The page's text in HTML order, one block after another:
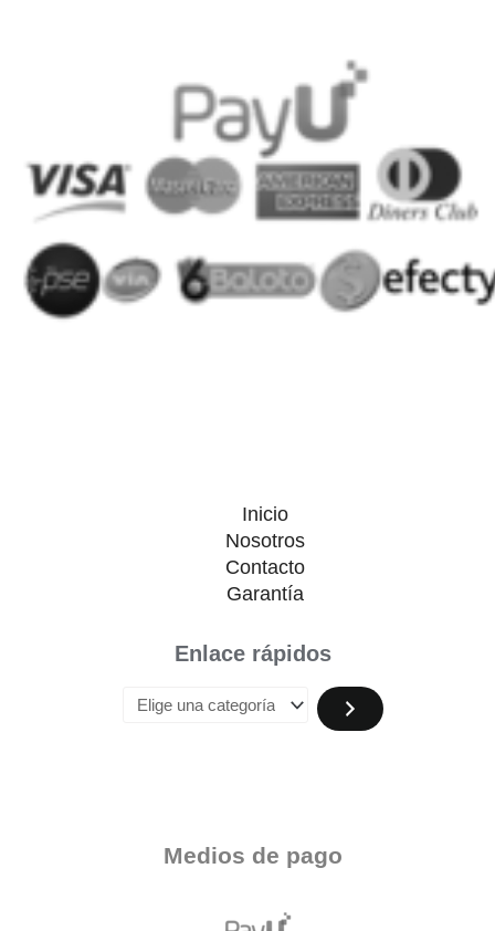
Inicio
Nosotros
Contacto
Garantía
Enlace rápidos
Medios de pago